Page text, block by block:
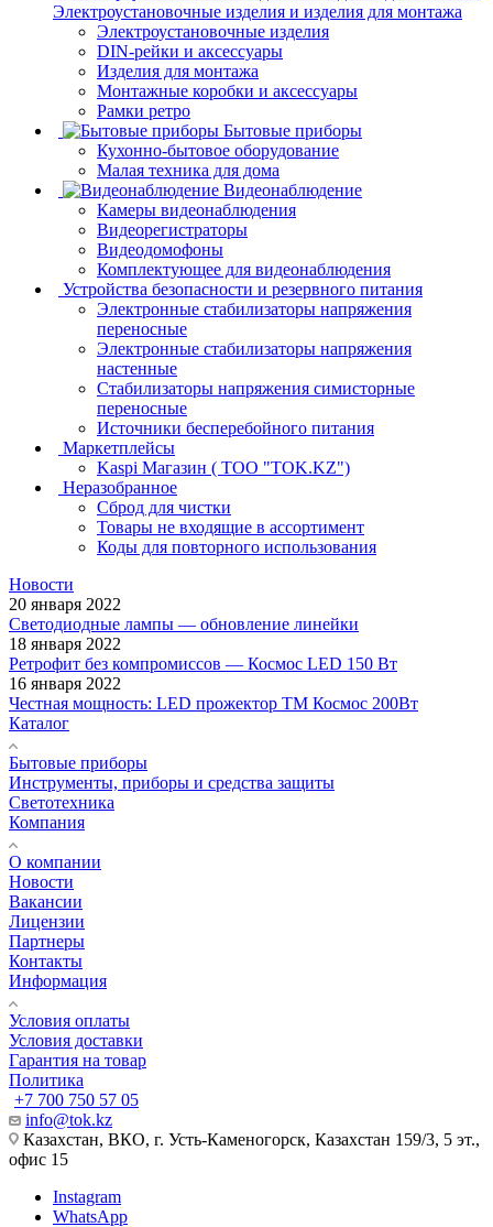
Электроустановочные изделия и изделия для монтажа
Электроустановочные изделия
DIN-рейки и аксессуары
Изделия для монтажа
Монтажные коробки и аксессуары
Рамки ретро
Бытовые приборы
Кухонно-бытовое оборудование
Малая техника для дома
Видеонаблюдение
Камеры видеонаблюдения
Видеорегистраторы
Видеодомофоны
Комплектующее для видеонаблюдения
Устройства безопасности и резервного питания
Электронные стабилизаторы напряжения
переносные
Электронные стабилизаторы напряжения
настенные
Стабилизаторы напряжения симисторные
переносные
Источники бесперебойного питания
Маркетплейсы
Kaspi Магазин ( ТОО "TOK.KZ")
Неразобранное
Сброд для чистки
Товары не входящие в ассортимент
Коды для повторного использования
Новости
20 января 2022
Светодиодные лампы — обновление линейки
18 января 2022
Ретрофит без компромиссов — Космос LED 150 Вт
16 января 2022
Честная мощность: LED прожектор ТМ Космос 200Вт
Каталог
Бытовые приборы
Инструменты, приборы и средства защиты
Светотехника
Компания
О компании
Новости
Вакансии
Лицензии
Партнеры
Контакты
Информация
Условия оплаты
Условия доставки
Гарантия на товар
Политика
+7 700 750 57 05
info@tok.kz
Казахстан, ВКО, г. Усть-Каменогорск, Казахстан 159/3, 5 эт.,
офис 15
Instagram
WhatsApp